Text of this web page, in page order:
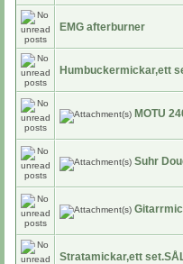
EMG afterburner
Humbuckermickar,ett
MOTU
Suhr
Stratamickar,ett